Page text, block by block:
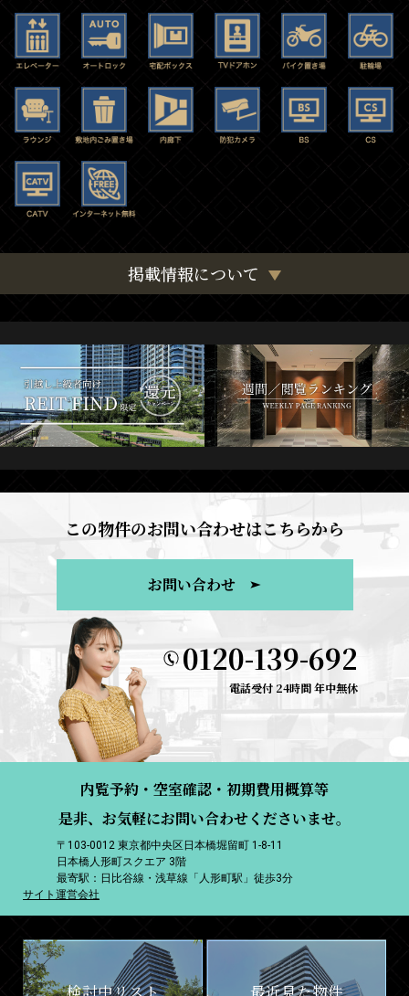
掲載情報について
この物件のお問い合わせはこちらから
お問い合わせ
0120-139-692
電話受付 24時間 年中無休
内覧予約・空室確認・初期費用概算等
是非、お気軽にお問い合わせくださいませ。
〒103-0012 東京都中央区日本橋堀留町 1-8-11
日本橋人形町スクエア 3階
最寄駅：日比谷線・浅草線「人形町駅」徒歩3分
サイト運営会社